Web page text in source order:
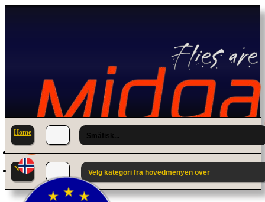
Home Småfisk...
News Velg kategori fra hovedmenyen over